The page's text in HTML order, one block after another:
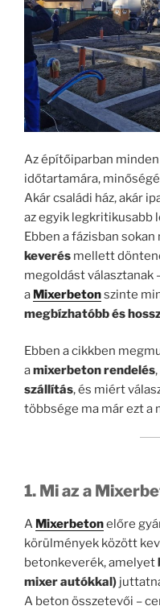
Az építőiparban
időtartamára,
Akár családi ház, akár
az egyik legkritikusabb
Ebben a fázisban
keverés mellett
megoldást választanak
a Mixerbetonszinte
megbízhatóbb és
Ebben a cikkben
amixerbeton rendelés
szállítás, és miért
többsége ma már ezt a
1. Mi az a
A Mixerbetonelőre
körülmények között
betonkeverék, amelyet
mixer autókkal)
A beton összetevői –